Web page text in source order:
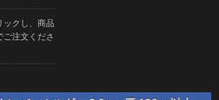
ックし、商品
ご注文くださ